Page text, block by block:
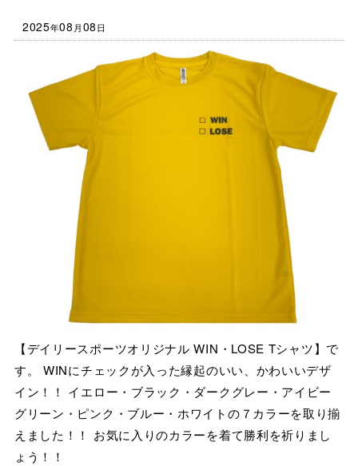
2025年08 月 08 日
【デイリースポーツオリジナル WIN・LOSE Tシャツ】で
す。 WINにチェックが入った縁起のいい、かわいいデザ
イン！！ イエロー・ブラック・ダークグレー・アイビー
グリーン・ピンク・ブルー・ホワイトの７カラーを取り揃
えました！！ お気に入りのカラーを着て勝利を祈りまし
ょう！！